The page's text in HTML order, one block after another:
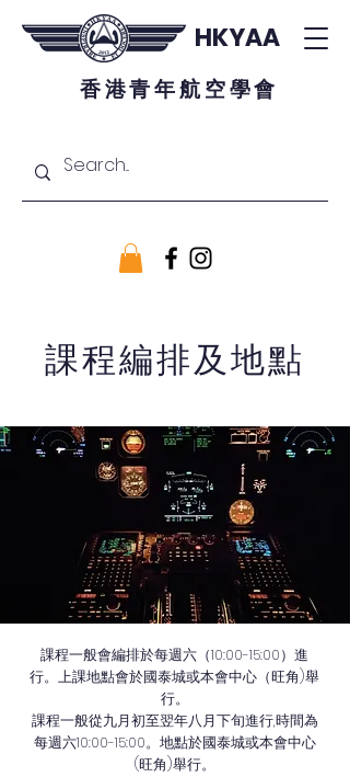
HKYAA
香港青年航空學會
課程編排及地點
課程一般會編排於每週六（10:00-15:00）進
行。上課地點會於國泰城或本會中心（旺角)舉
行。
​課程一般從九月初至翌年八月下旬進行,時間為
每週六10:00-15:00。地點於國泰城或本會中心
(旺角)舉行。